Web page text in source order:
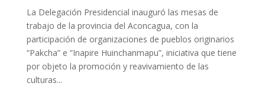
La Delegación Presidencial inauguró las mesas de
trabajo de la provincia del Aconcagua, con la
participación de organizaciones de pueblos originarios
“Pakcha” e “Inapire Huinchanmapu”, iniciativa que tiene
por objeto la promoción y reavivamiento de las
culturas...